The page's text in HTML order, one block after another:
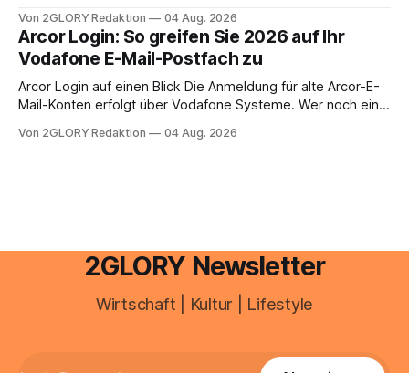
abwesenheiten und die gesamte kommunikation rund um
Ihr personal digital zu organisieren. In diesem Leitfaden
erfahren Sie alles, was Sie für einen reibungslosen Einstieg
brauchen, von der Registrierung
Von 2GLORY Redaktion 04 Aug. 2026
Arcor Login: So greifen Sie 2026 auf Ihr
Vodafone E-Mail-Postfach zu
Arcor Login auf einen Blick Die Anmeldung für alte Arcor-E-
Mail-Konten erfolgt über Vodafone Systeme. Wer noch eine
besitzt, loggt sich heute über das Vodafone E-Mail & Cloud
Von 2GLORY Redaktion 04 Aug. 2026
2GLORY Newsletter
Wirtschaft | Kultur | Lifestyle